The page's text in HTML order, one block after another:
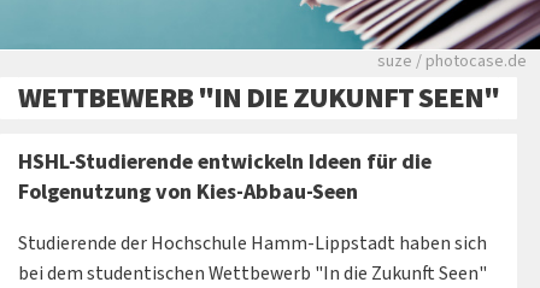
Viele Zeitungen.
suze / photocase.de
WETTBEWERB "IN DIE ZUKUNFT SEEN"
HSHL-Studierende entwickeln Ideen für die
Folgenutzung von Kies-Abbau-Seen
Studierende der Hochschule Hamm-Lippstadt haben sich
bei dem studentischen Wettbewerb "In die Zukunft Seen"